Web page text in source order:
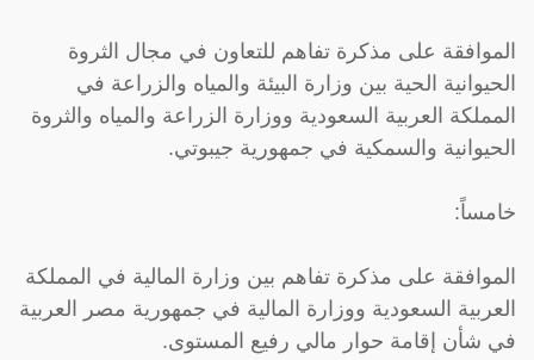
الموافقة على مذكرة تفاهم للتعاون في مجال الثروة
الحيوانية الحية بين وزارة البيئة والمياه والزراعة في
المملكة العربية السعودية ووزارة الزراعة والمياه والثروة
الحيوانية والسمكية في جمهورية جيبوتي.
خامساً:
الموافقة على مذكرة تفاهم بين وزارة المالية في المملكة
العربية السعودية ووزارة المالية في جمهورية مصر العربية
في شأن إقامة حوار مالي رفيع المستوى.